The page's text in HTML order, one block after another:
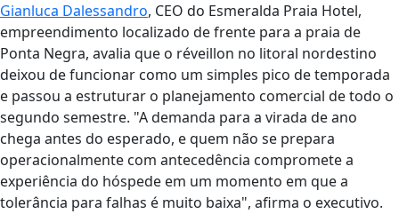
Gianluca Dalessandro, CEO do Esmeralda Praia Hotel,
empreendimento localizado de frente para a praia de
Ponta Negra, avalia que o réveillon no litoral nordestino
deixou de funcionar como um simples pico de temporada
e passou a estruturar o planejamento comercial de todo o
segundo semestre. "A demanda para a virada de ano
chega antes do esperado, e quem não se prepara
operacionalmente com antecedência compromete a
experiência do hóspede em um momento em que a
tolerância para falhas é muito baixa", afirma o executivo.